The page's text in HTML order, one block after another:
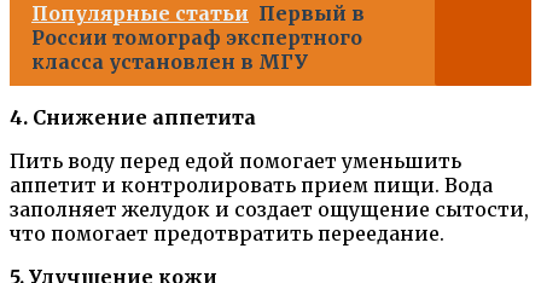
Популярные статьи Первый в
России томограф экспертного
класса установлен в МГУ
4. Снижение аппетита
Пить воду перед едой помогает уменьшить
аппетит и контролировать прием пищи. Вода
заполняет желудок и создает ощущение сытости,
что помогает предотвратить переедание.
5. Улучшение кожи